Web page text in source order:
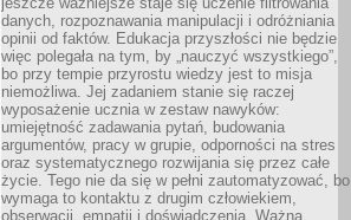
danych, rozpoznawania manipulacji i odróżniania
opinii od faktów. Edukacja przyszłości nie będzie
więc polegała na tym, by „nauczyć wszystkiego”,
bo przy tempie przyrostu wiedzy jest to misja
niemożliwa. Jej zadaniem stanie się raczej
wyposażenie ucznia w zestaw nawyków:
umiejętność zadawania pytań, budowania
argumentów, pracy w grupie, odporności na stres
oraz systematycznego rozwijania się przez całe
życie. Tego nie da się w pełni zautomatyzować, bo
wymaga to kontaktu z drugim człowiekiem,
obserwacji, empatii i doświadczenia. Ważną